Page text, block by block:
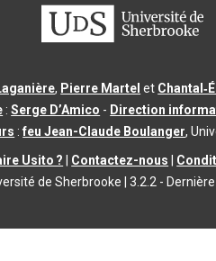
, Pierre Martel et
:Serge D’Amico - Direction
:feu Jean-Claude Boulanger,
Usito ?
Contactez-nous
de Sherbrooke |3.2.2 -